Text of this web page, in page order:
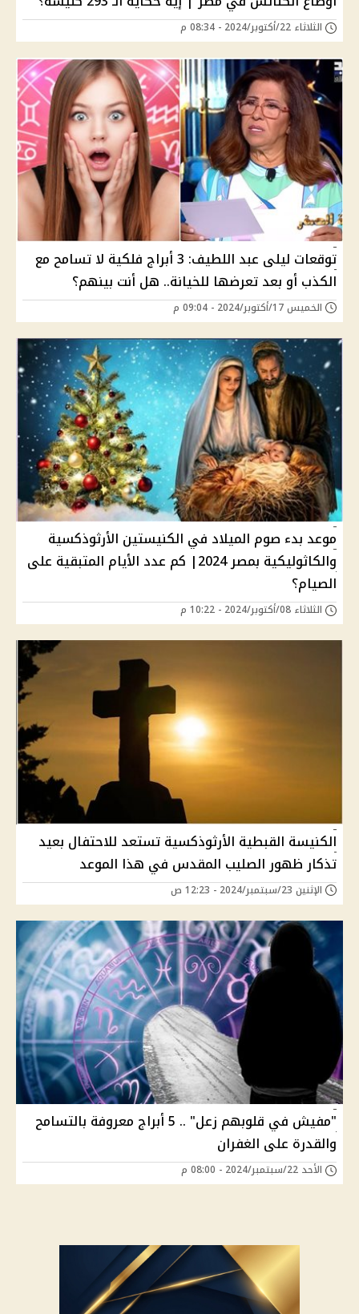
الثلاثاء 22/أكتوبر/2024 - 08:34 م
توقعات ليلى عبد اللطيف: 3 أبراج فلكية لا تسامح مع
الكذب أو بعد تعرضها للخيانة.. هل أنت بينهم؟
الخميس 17/أكتوبر/2024 - 09:04 م
موعد بدء صوم الميلاد في الكنيستين الأرثوذكسية
والكاثوليكية بمصر 2024| كم عدد الأيام المتبقية على
الصيام؟
الثلاثاء 08/أكتوبر/2024 - 10:22 م
الكنيسة القبطية الأرثوذكسية تستعد للاحتفال بعيد
تذكار ظهور الصليب المقدس في هذا الموعد
الإثنين 23/سبتمبر/2024 - 12:23 ص
"مفيش في قلوبهم زعل" .. 5 أبراج معروفة بالتسامح
والقدرة على الغفران
الأحد 22/سبتمبر/2024 - 08:00 م